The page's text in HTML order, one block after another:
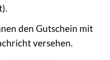
den Gutschein mit
versehen.